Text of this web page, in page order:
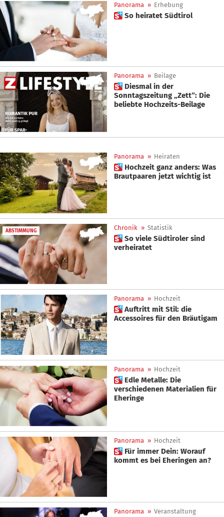
Panorama » Erhebung
 So heiratet Südtirol
Panorama » Beilage
 Diesmal in der
Sonntagszeitung „Zett“: Die
beliebte Hochzeits-Beilage
Panorama » Heiraten
 Hochzeit ganz anders: Was
Brautpaaren jetzt wichtig ist
ABSTIMMUNG Chronik » Statistik
 So viele Südtiroler sind
verheiratet
Panorama » Hochzeit
 Auftritt mit Stil: die
Accessoires für den Bräutigam
Panorama » Hochzeit
 Edle Metalle: Die
verschiedenen Materialien für
Eheringe
Panorama » Hochzeit
 Für immer Dein: Worauf
kommt es bei Eheringen an?
Panorama » Veranstaltung